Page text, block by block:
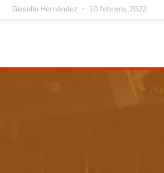
Gisselle Hernández 10 febrero, 2022